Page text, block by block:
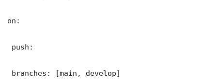
on:
push:
branches: [main, develop]